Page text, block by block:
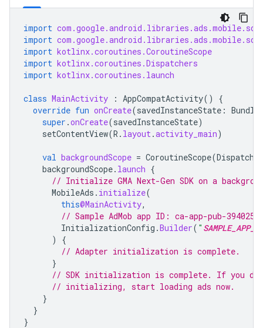
import
import
import kotlinx.coroutines.CoroutineScope
import kotlinx.coroutines.Dispatchers
import kotlinx.coroutines.launch
class MainActivity : AppCompatActivity()
{
override fun onCreate(savedInstanceState :
super .onCreate(savedInstanceState)
setContentView(R . layout.activity_main)
val backgroundScope = CoroutineScope(
backgroundScope. launch {
// Initialize GMA Next-Gen SDK on a
MobileAds . initialize(
this@MainActivity,
// Sample AdMob app ID: ca-app-pub-
InitializationConfig .Builder( "
)
{
// Adapter initialization is complete.
}
// SDK initialization is complete. If you
// initializing, start loading ads now.
}
}
}